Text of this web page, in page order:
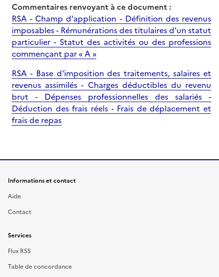
Commentaires renvoyant à ce document :
RSA - Champ d'application - Définition des revenus
imposables - Rémunérations des titulaires d'un statut
particulier - Statut des activités ou des professions
commençant par « A »
RSA - Base d'imposition des traitements, salaires et
revenus assimilés - Charges déductibles du revenu
brut - Dépenses professionnelles des salariés -
Déduction des frais réels - Frais de déplacement et
frais de repas
Informations et contact
Aide
Contact
Services
Flux RSS
Table de concordance